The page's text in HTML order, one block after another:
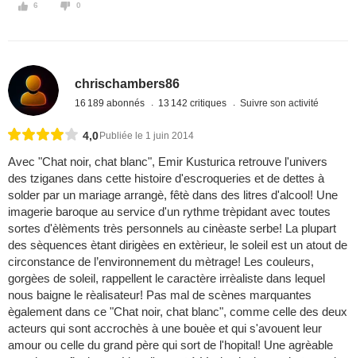
6 0
chrischambers86
16 189 abonnés 13 142 critiques Suivre son activité
4,0 Publiée le 1 juin 2014
Avec "Chat noir, chat blanc", Emir Kusturica retrouve l'univers
des tziganes dans cette histoire d'escroqueries et de dettes à
solder par un mariage arrangè, fêtè dans des litres d'alcool! Une
imagerie baroque au service d'un rythme trèpidant avec toutes
sortes d'èlèments très personnels au cinèaste serbe! La plupart
des sèquences ètant dirigèes en extèrieur, le soleil est un atout de
circonstance de l’environnement du mètrage! Les couleurs,
gorgèes de soleil, rappellent le caractère irrèaliste dans lequel
nous baigne le rèalisateur! Pas mal de scènes marquantes
ègalement dans ce "Chat noir, chat blanc", comme celle des deux
acteurs qui sont accrochès à une bouèe et qui s'avouent leur
amour ou celle du grand père qui sort de l'hopital! Une agrèable